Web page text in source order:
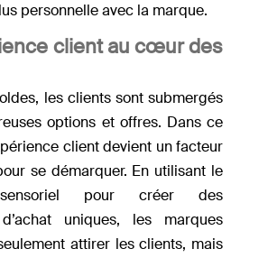
personnelle avec la marque.
client au cœur des
les clients sont submergés
options et offres. Dans ce
client devient un facteur
se démarquer. En utilisant le
pour créer des
uniques, les marques
attirer les clients, mais